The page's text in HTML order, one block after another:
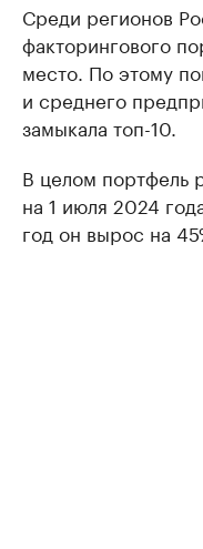
Среди регионов
факторингового
место. По этому
и среднего
замыкала топ-10.
В целом портфель
на 1 июля 2024
год он вырос на